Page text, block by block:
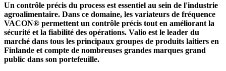
Un contrôle précis du process est essentiel au sein de l'industrie
agroalimentaire. Dans ce domaine, les variateurs de fréquence
VACON® permettent un contrôle précis tout en améliorant la
sécurité et la fiabilité des opérations. Valio est le leader du
marché dans tous les principaux groupes de produits laitiers en
Finlande et compte de nombreuses grandes marques grand
public dans son portefeuille.